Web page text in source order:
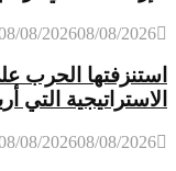
08/08/202608/08/2026
استنزفتها الحرب
الاستراتيجية التي
08/08/202608/08/2026